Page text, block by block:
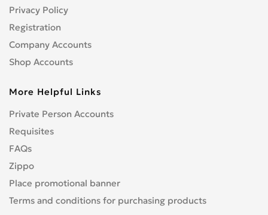
Privacy Policy
Registration
Company Accounts
Shop Accounts
More Helpful Links
Private Person Accounts
Requisites
FAQs
Zippo
Place promotional banner
Terms and conditions for purchasing products